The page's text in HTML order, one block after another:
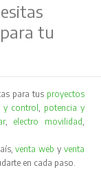
tu
para tus proyectos
y control
potencia y
, electro movilidad
venta web y venta
en cada paso.